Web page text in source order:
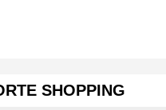
SHOPPING